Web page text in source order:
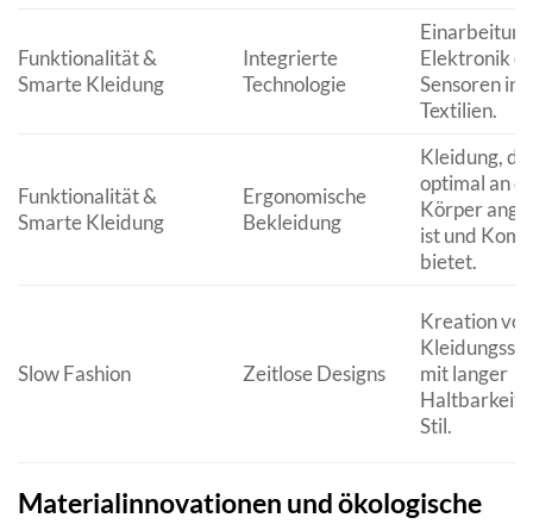
Funktionalität &
Smarte Kleidung
Integrierte
Technologie
Elektronik
Sensoren in
Textilien.
Funktionalität &
Smarte Kleidung
Ergonomische
Bekleidung
Kleidung, die
optimal an
Körper
ist und
bietet.
Slow Fashion Zeitlose Designs
Kreation von
mit langer
Haltbarkeit
Stil.
Materialinnovationen und ökologische